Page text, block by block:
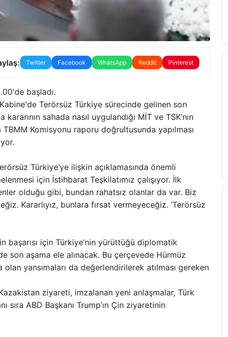
Twitter Facebook WhatsApp Reddit Pinterest
başladı.
Terörsüz Türkiye sürecinde gelinen son
sahada nasıl uygulandığı MİT ve TSK’nın
Komisyonu raporu doğrultusunda yapılması
Türkiye’ye ilişkin açıklamasında önemli
için İstihbarat Teşkilatımız çalışıyor. İlk
olduğu gibi, bundan rahatsız olanlar da var. Biz
Kararlıyız, bunlara fırsat vermeyeceğiz. ‘Terörsüz
başarısı için Türkiye’nin yürüttüğü diplomatik
son aşama ele alınacak. Bu çerçevede Hürmüz
yansımaları da değerlendirilerek atılması gereken
Kazakistan ziyareti, imzalanan yeni anlaşmalar, Türk
ABD Başkanı Trump’ın Çin ziyaretinin